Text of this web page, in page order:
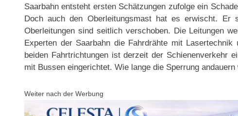
Saarbahn entsteht ersten Schätzungen zufolge ein
Doch auch den Oberleitungsmast hat es erwischt. Er
Oberleitungen sind seitlich verschoben. Die Leitungen
Experten der Saarbahn die Fahrdrähte mit
beiden Fahrtrichtungen ist derzeit der Schienenverkehr
mit Bussen eingerichtet. Wie lange die Sperrung
Weiter nach der Werbung